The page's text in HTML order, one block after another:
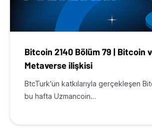
Bitcoin 2140 Bölüm 79 | Bitcoin
Metaverse ilişkisi
BtcTurk'ün katkılarıyla gerçekleşen
bu hafta Uzmancoin…